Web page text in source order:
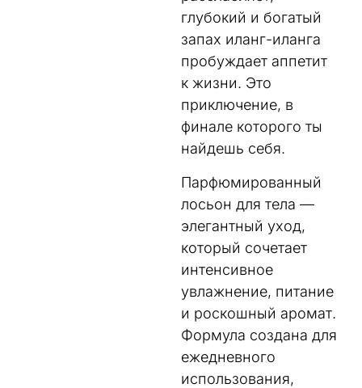
глубокий и богатый
запах иланг-иланга
пробуждает аппетит
к жизни. Это
приключение, в
финале которого ты
найдешь себя.
Парфюмированный
лосьон для тела —
элегантный уход,
который сочетает
интенсивное
увлажнение, питание
и роскошный аромат.
Формула создана для
ежедневного
использования,